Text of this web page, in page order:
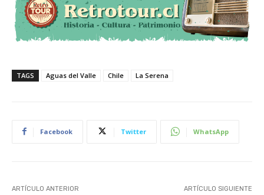
TAGS Aguas del Valle Chile La Serena
Facebook Twitter WhatsApp
ARTÍCULO ANTERIOR ARTÍCULO SIGUIENTE